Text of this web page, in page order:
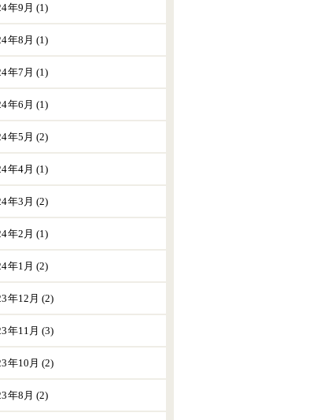
年9月 (1)
年8月 (1)
年7月 (1)
年6月 (1)
年5月 (2)
年4月 (1)
年3月 (2)
年2月 (1)
年1月 (2)
年12月 (2)
年11月 (3)
年10月 (2)
年8月 (2)